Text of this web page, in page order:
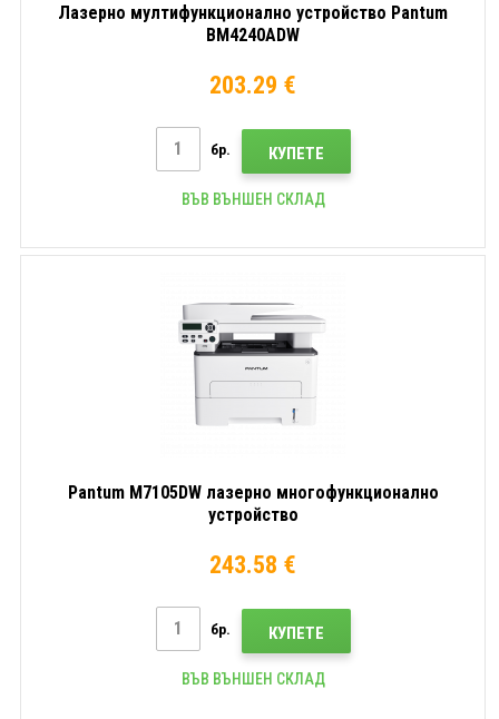
Лазерно мултифункционално устройство Pantum
BM4240ADW
203.29 €
бр. КУПЕТЕ
ВЪВ ВЪНШЕН СКЛАД
Pantum M7105DW лазерно многофункционално
устройство
243.58 €
бр. КУПЕТЕ
ВЪВ ВЪНШЕН СКЛАД